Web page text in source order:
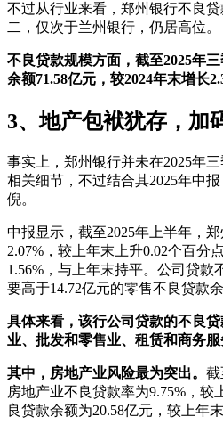
不过从行业来看，郑州银行不良
二，仅次于兰州银行，仍居高位。
不良贷款规模方面，截至2025年
余额71.58亿元，较2024年末增长
3、地产包袱犹存，加
事实上，郑州银行并未在2025年
相关细节，不过结合其2025年中
倪。
中报显示，截至2025年上半年，
2.07%，较上年末上升0.02个百分
1.56%，与上年末持平。公司贷款
要高于14.72亿元的零售不良贷款余
具体来看，该行公司贷款的不良
业、批发和零售业、租赁和商务服
其中，房地产业风险最为突出。 截
房地产业不良贷款率为9.75%，较
良贷款余额为20.58亿元，较上年末